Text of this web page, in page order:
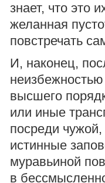
знает, что это
желанная
повстречать
И, наконец,
высшего
или иные
посреди
истинные
муравьиной
в